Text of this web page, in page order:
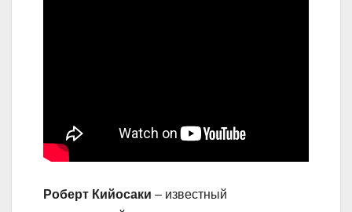
Роберт Кийосаки – известный